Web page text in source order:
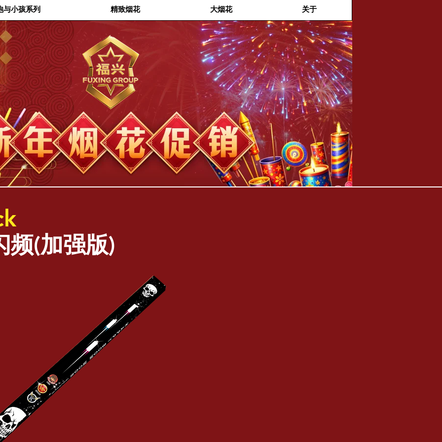
与小孩系列 精致烟花 大烟花 关于
频(加强版)